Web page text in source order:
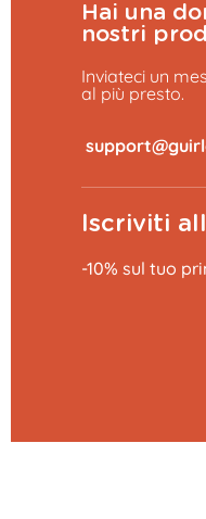
Hai una
nostri
Inviateci un
al più presto.
Iscriviti
-10% sul tuo